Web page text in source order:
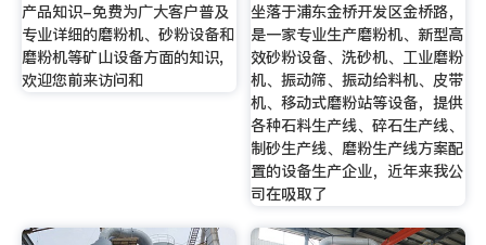
产品知识-免费为广大客户普及
专业详细的磨粉机、砂粉设备和
磨粉机等矿山设备方面的知识,
欢迎您前来访问和
坐落于浦东金桥开发区金桥路，
是一家专业生产磨粉机、新型高
效砂粉设备、洗砂机、工业磨粉
机、振动筛、振动给料机、皮带
机、移动式磨粉站等设备，提供
各种石料生产线、碎石生产线、
制砂生产线、磨粉生产线方案配
置的设备生产企业，近年来我公
司在吸取了